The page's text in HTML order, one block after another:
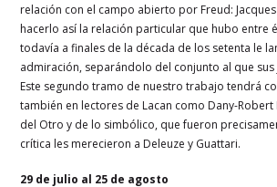
relación con el campo abierto por Freud:
hacerlo así la relación particular que hubo entre
todavía a finales de la década de los setenta le
admiración, separándolo del conjunto al que sus
Este segundo tramo de nuestro trabajo tendrá
también en lectores de Lacan como Dany-
del Otro y de lo simbólico, que fueron
crítica les merecieron a Deleuze y Guattari.
29 de julio al 25 de agosto